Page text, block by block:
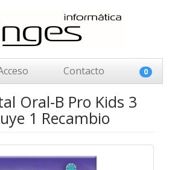
Contacto 0
Oral-B Pro Kids 3
1 Recambio